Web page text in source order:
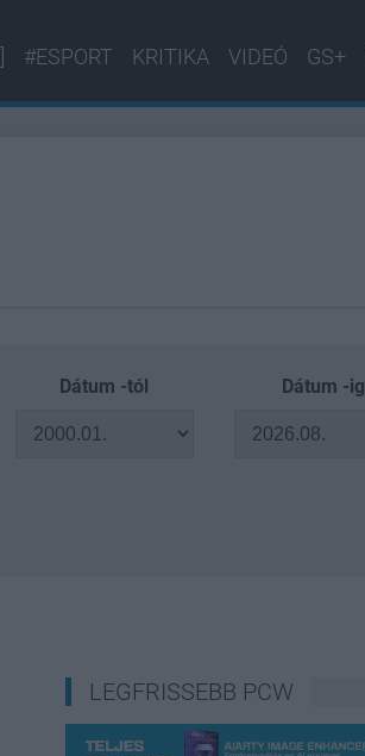
#ESPORT KRITIKA VIDEÓ GS+
Dátum -tól Dátum -ig
LEGFRISSEBB PCW